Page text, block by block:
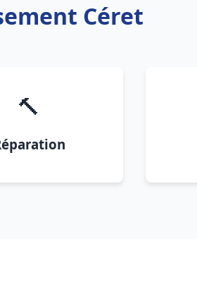
Céret
🔨